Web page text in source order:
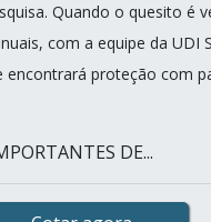
Quando o quesito é
com a equipe da UDI
encontrará proteção com
DE...